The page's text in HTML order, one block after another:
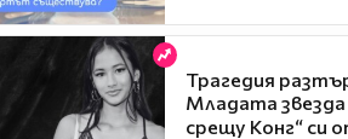
Трагедия
Младата звезда
срещу Конг“ си